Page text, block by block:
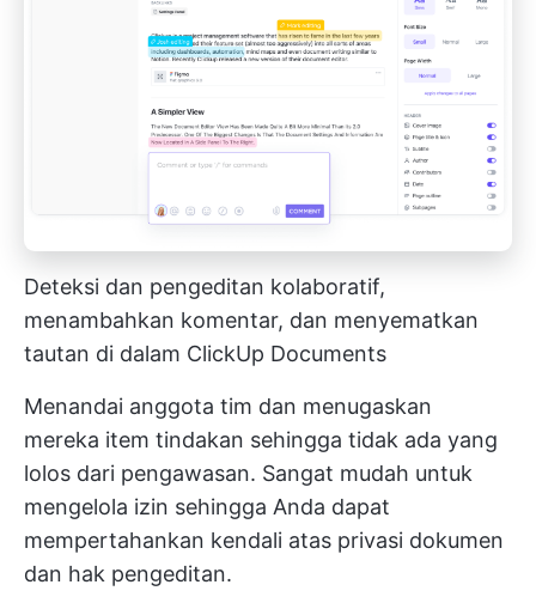
Deteksi dan pengeditan kolaboratif,
menambahkan komentar, dan menyematkan
tautan di dalam ClickUp Documents
Menandai anggota tim dan menugaskan
mereka item tindakan sehingga tidak ada yang
lolos dari pengawasan. Sangat mudah untuk
mengelola izin sehingga Anda dapat
mempertahankan kendali atas privasi dokumen
dan hak pengeditan.